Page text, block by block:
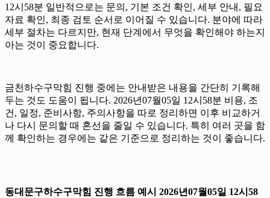
12시58분 일반적으로는 문의, 기본 조건 확인, 세부 안내, 필요
자료 확인, 최종 검토 순서로 이어질 수 있습니다. 분야에 따라
세부 절차는 다르지만, 현재 단계에서 무엇을 확인해야 하는지
아는 것이 중요합니다.
금천하수구막힘 진행 중에는 안내받은 내용을 간단히 기록해
두는 것도 도움이 됩니다. 2026년07월05일 12시58분 비용, 조
건, 일정, 준비사항, 주의사항을 따로 정리하면 이후 비교하거
나 다시 문의할 때 혼선을 줄일 수 있습니다. 특히 여러 곳을 함
께 확인하는 경우에는 같은 기준으로 정리하는 것이 좋습니다.
동대문구하수구막힘 진행 흐름 예시 2026년07월05일 12시58